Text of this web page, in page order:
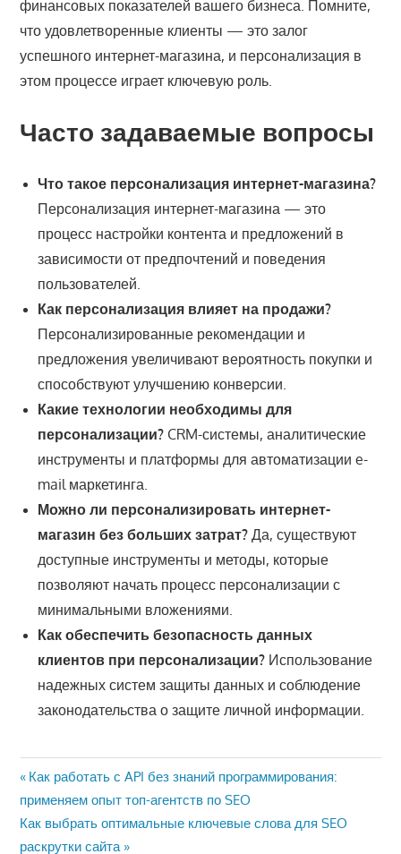
финансовых показателей вашего бизнеса. Помните,
что удовлетворенные клиенты — это залог
успешного интернет-магазина, и персонализация в
этом процессе играет ключевую роль.
Часто задаваемые вопросы
Что такое персонализация интернет-магазина?
Персонализация интернет-магазина — это
процесс настройки контента и предложений в
зависимости от предпочтений и поведения
пользователей.
Как персонализация влияет на продажи?
Персонализированные рекомендации и
предложения увеличивают вероятность покупки и
способствуют улучшению конверсии.
Какие технологии необходимы для
персонализации? CRM-системы, аналитические
инструменты и платформы для автоматизации e-
mail маркетинга.
Можно ли персонализировать интернет-
магазин без больших затрат? Да, существуют
доступные инструменты и методы, которые
позволяют начать процесс персонализации с
минимальными вложениями.
Как обеспечить безопасность данных
клиентов при персонализации? Использование
надежных систем защиты данных и соблюдение
законодательства о защите личной информации.
Навигация
по
Предыдущая
запись:
Как работать с API без знаний программирования:
применяем опыт топ-агентств по SEO
Следующая
запись:
Как выбрать оптимальные ключевые слова для SEO
раскрутки сайта